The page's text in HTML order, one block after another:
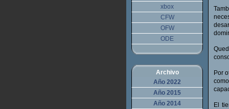
Por
El
xbox
CFW
OFW
ODE
Archivo
Año 2022
Año 2015
Año 2014